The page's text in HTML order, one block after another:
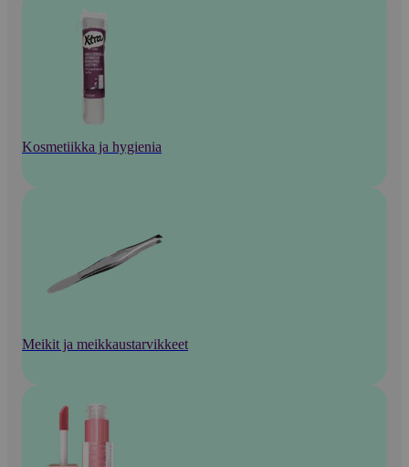
Kosmetiikka ja hygienia
Meikit ja meikkaustarvikkeet